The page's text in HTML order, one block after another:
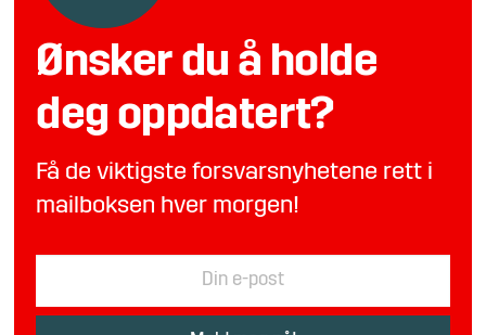
Ønsker du å holde
deg oppdatert?
Få de viktigste forsvarsnyhetene rett i
mailboksen hver morgen!